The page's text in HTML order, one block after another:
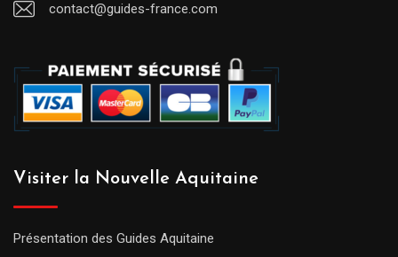
contact@guides-france.com
Visiter la Nouvelle Aquitaine
Présentation des Guides Aquitaine